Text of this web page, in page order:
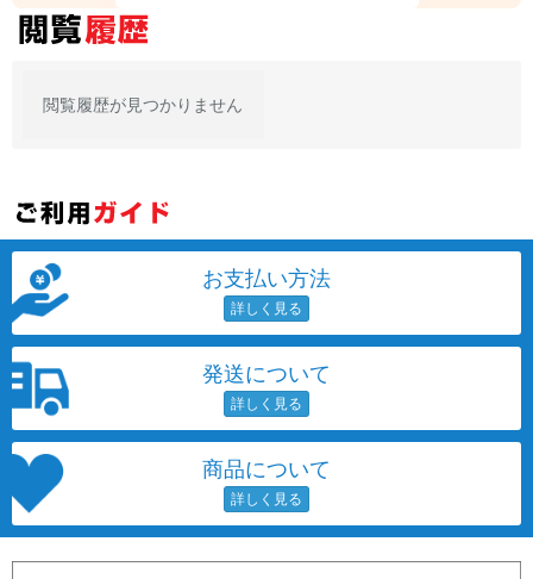
閲覧履歴が見つかりません
お支払い方法
発送について
商品について